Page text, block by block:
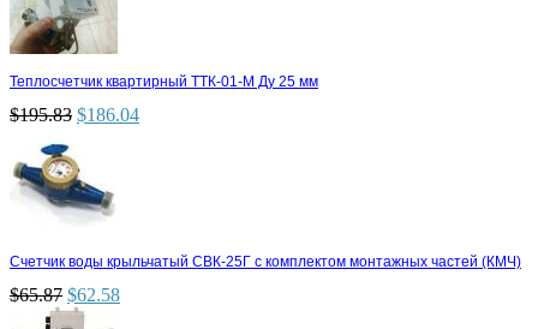
Теплосчетчик квартирный ТТК-01-М Ду 25 мм
$195.83 $186.04
Счетчик воды крыльчатый СВК-25Г с комплектом монтажных частей (КМЧ)
$65.87 $62.58